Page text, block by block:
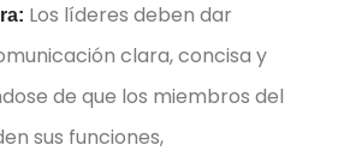
Los líderes deben dar
clara, concisa y
de que los miembros del
sus funciones,